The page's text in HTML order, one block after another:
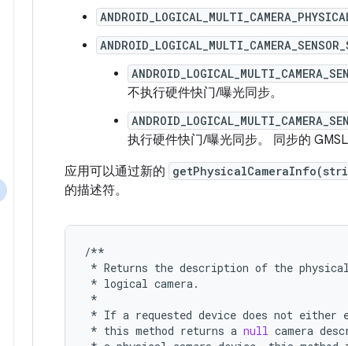
不执行硬件快门/曝光同步。
执行硬件快门/曝光同步。 同步的
应用可以通过新的
的描述符。
/**
* Returns the description of the physical
* logical camera.
*
* If a requested device does not either
* this method returns a null camera